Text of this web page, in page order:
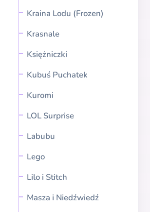
Kraina Lodu (Frozen)
Krasnale
Księżniczki
Kubuś Puchatek
Kuromi
LOL Surprise
Labubu
Lego
Lilo i Stitch
Masza i Niedźwiedź